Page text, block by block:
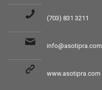
(703) 831 3211
info@asotipra.com
www.asotipra.com